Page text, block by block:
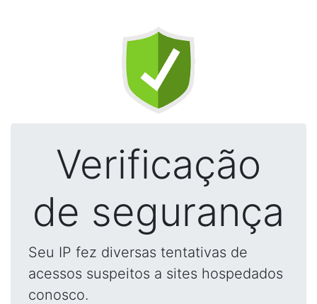
Verificação
de segurança
Seu IP fez diversas tentativas de
acessos suspeitos a sites hospedados
conosco.